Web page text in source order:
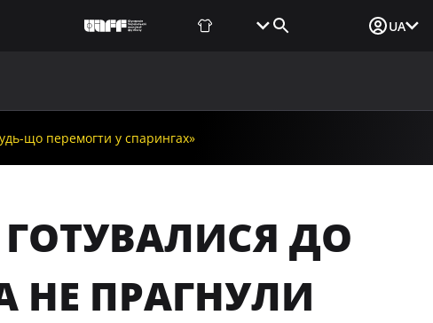
UA
що перемогти у спарингах»
ДО
НЕ ПРАГНУЛИ